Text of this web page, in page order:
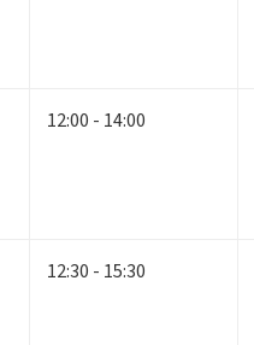
12:00 - 14:00
12:30 - 15:30